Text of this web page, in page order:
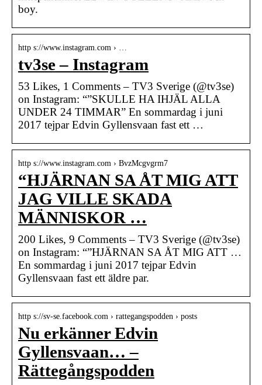
boy.
http s://www.instagram.com › …
tv3se – Instagram
53 Likes, 1 Comments – TV3 Sverige (@tv3se)
on Instagram: “”SKULLE HA IHJÄL ALLA
UNDER 24 TIMMAR” En sommardag i juni
2017 tejpar Edvin Gyllensvaan fast ett …
http s://www.instagram.com › BvzMcgvgrm7
“HJÄRNAN SA ÅT MIG ATT
JAG VILLE SKADA
MÄNNISKOR …
200 Likes, 9 Comments – TV3 Sverige (@tv3se)
on Instagram: “”HJÄRNAN SA ÅT MIG ATT …
En sommardag i juni 2017 tejpar Edvin
Gyllensvaan fast ett äldre par.
http s://sv-se.facebook.com › rattegangspodden › posts
Nu erkänner Edvin
Gyllensvaan… –
Rättegångspodden